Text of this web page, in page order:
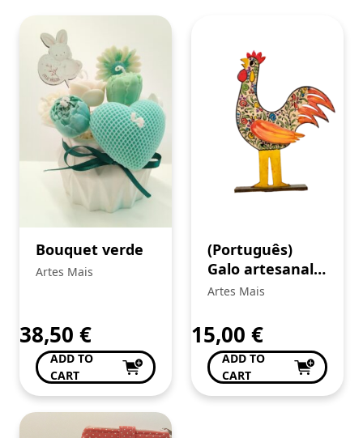
Bouquet verde
Artes Mais
38,50 €
ADD TO
CART
(Português)
Galo artesanal
decorativo
Artes Mais
15,00 €
ADD TO
CART